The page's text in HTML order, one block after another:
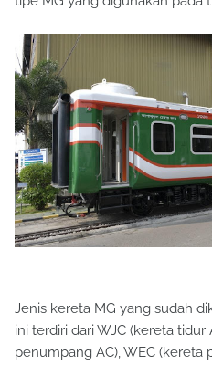
Jenis kereta MG yang sudah
ini terdiri dari WJC (kereta tidur
penumpang AC), WEC (kereta